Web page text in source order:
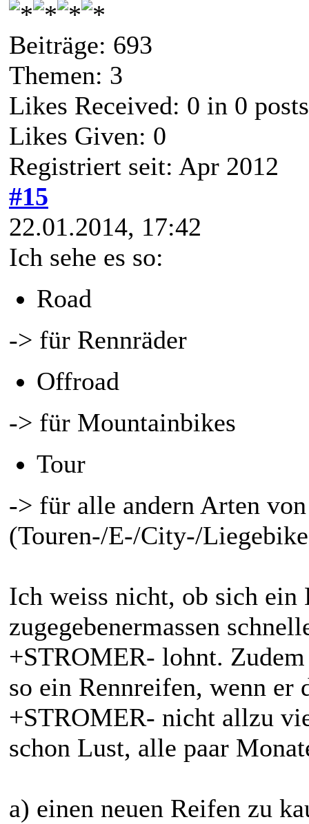
Beiträge: 693
Themen: 3
Likes Received: 0 in 0 posts
Likes Given: 0
Registriert seit: Apr 2012
#15
22.01.2014, 17:42
Ich sehe es so:
Road
-> für Rennräder
Offroad
-> für Mountainbikes
Tour
-> für alle andern Arten
(Touren-/E-/City-/
Ich weiss nicht, ob sich ein
zugegebenermassen
+STROMER- lohnt.
so ein Rennreifen, wenn er
+STROMER- nicht allzu
schon Lust, alle paar
a) einen neuen Reifen zu